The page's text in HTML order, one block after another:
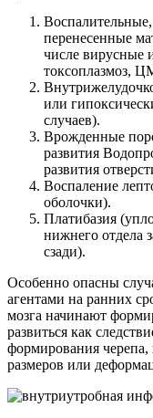
перенесенные
числе вирусные
токсоплазмоз,
или
случаев).
Врожденные
развития
развития
Воспаление
оболочки).
Платибазия
нижнего отдела
сзади).
Особенно опасны
агентами на ранних
мозга начинают
развиться как
формирования
размеров или